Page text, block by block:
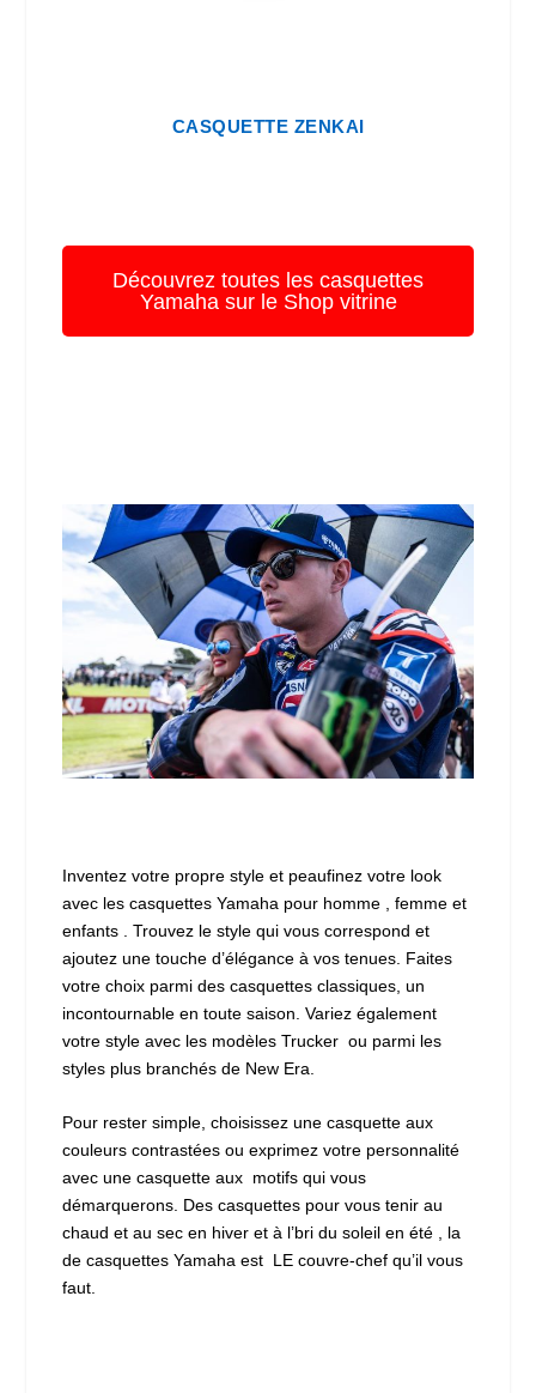
CASQUETTE ZENKAI
Découvrez toutes les casquettes
Yamaha sur le Shop vitrine
Inventez votre propre style et peaufinez votre look
avec les casquettes Yamaha pour homme , femme et
enfants . Trouvez le style qui vous correspond et
ajoutez une touche d’élégance à vos tenues. Faites
votre choix parmi des casquettes classiques, un
incontournable en toute saison. Variez également
votre style avec les modèles Trucker ou parmi les
styles plus branchés de New Era.
Pour rester simple, choisissez une casquette aux
couleurs contrastées ou exprimez votre personnalité
avec une casquette aux motifs qui vous
démarquerons. Des casquettes pour vous tenir au
chaud et au sec en hiver et à l’bri du soleil en été , la
de casquettes Yamaha est LE couvre-chef qu’il vous
faut.